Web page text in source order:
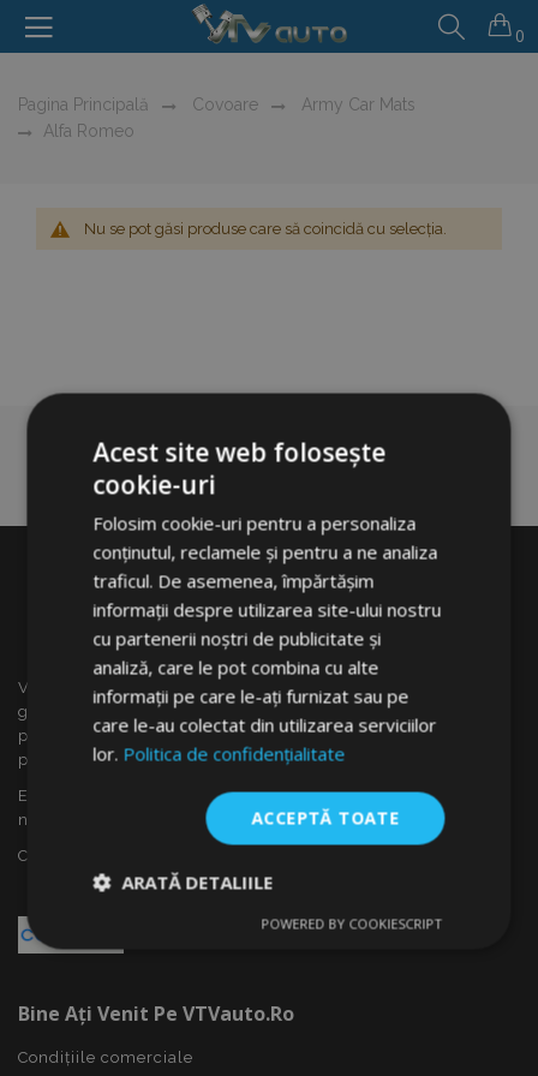
0
Pagina Principală Covoare
Army Car Mats
Alfa Romeo
Nu se pot găsi produse care să coincidă cu selecția.
VTVauto este un vânzător cu amănuntul și distrubuitor en
gros al accesoriilor auto din Slovacia, cum ar fi: capace
pentru roti, deflectoare pentru geamuri(paravînturi), huse
pentru autoturisme, covorașe, huse și rame cromate ...
Ești interesat de dropshipping sau vrei să devii partenerul
nostru?
Contactează-ne azi!
Bine Ați Venit Pe VTVauto.ro
Condițiile comerciale
Acest site web folosește
cookie-uri
Folosim cookie-uri pentru a personaliza
conținutul, reclamele și pentru a ne analiza
traficul. De asemenea, împărtășim
informații despre utilizarea site-ului nostru
cu partenerii noștri de publicitate și
analiză, care le pot combina cu alte
informații pe care le-ați furnizat sau pe
care le-au colectat din utilizarea serviciilor
lor. Politica de confidențialitate
ACCEPTĂ TOATE
ARATĂ DETALIILE
necesare
De
De
POWERED BY COOKIESCRIPT